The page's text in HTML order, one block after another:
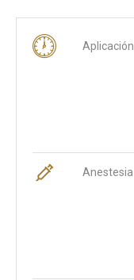
Aplicación
Anestesia